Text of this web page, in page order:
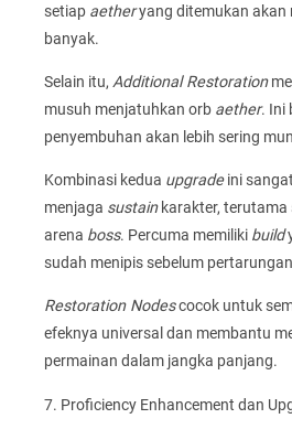
setiap aetheryang ditemukan akan
banyak.
Selain itu, Additional Restoration
musuh menjatuhkan orb aether. Ini
penyembuhan akan lebih sering
Kombinasi kedua upgradeini
menjaga sustainkarakter, terutama
arena boss. Percuma memiliki build
sudah menipis sebelum
Restoration Nodescocok untuk
efeknya universal dan membantu
permainan dalam jangka panjang.
7. Proficiency Enhancement dan